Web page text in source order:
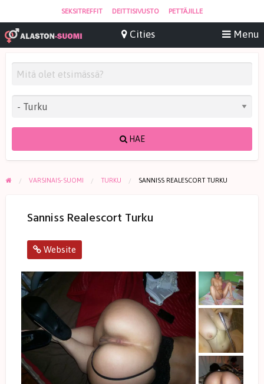
SEKSITREFFIT DEITTISIVUSTO PETTÄJILLE
HAE
VARSINAIS-SUOMI TURKU SANNISS REALESCORT TURKU
Sanniss Realescort Turku
Website